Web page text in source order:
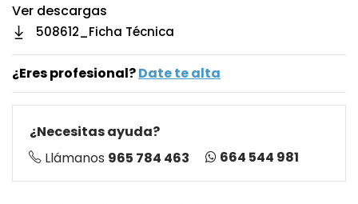
Ver descargas
508612_Ficha Técnica
¿Eres profesional?Date te alta
¿Necesitas ayuda?
Llámanos 965 784 463 664 544 981